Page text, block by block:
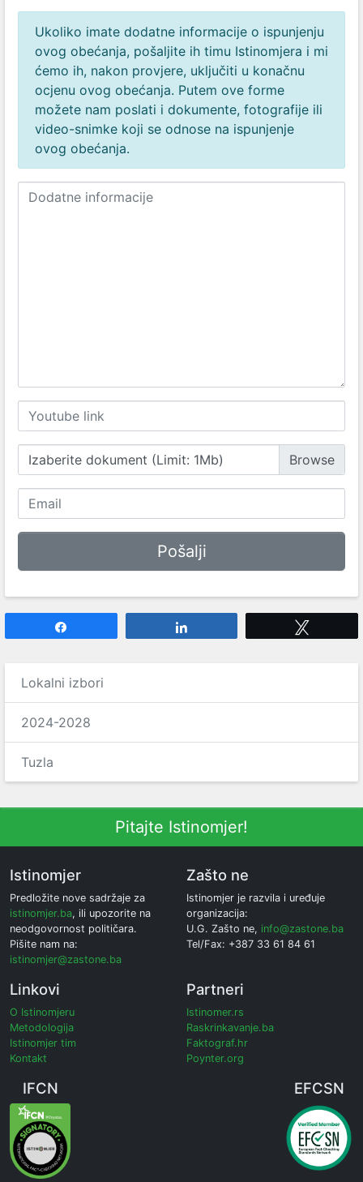
Ukoliko imate dodatne informacije o ispunjenju
ovog obećanja, pošaljite ih timu Istinomjera i mi
ćemo ih, nakon provjere, uključiti u konačnu
ocjenu ovog obećanja. Putem ove forme
možete nam poslati i dokumente, fotografije ili
video-snimke koji se odnose na ispunjenje
ovog obećanja.
Izaberite dokument (Limit: 1Mb)
Lokalni izbori
2024-2028
Tuzla
Pitajte Istinomjer!
Istinomjer
Predložite nove sadržaje za
istinomjer.ba, ili upozorite na
neodgovornost političara.
Pišite nam na:
istinomjer@zastone.ba
Zašto ne
Istinomjer je razvila i uređuje
organizacija:
U.G. Zašto ne, info@zastone.ba
Tel/Fax: +387 33 61 84 61
Linkovi
O Istinomjeru
Metodologija
Istinomjer tim
Kontakt
Partneri
Istinomer.rs
Raskrinkavanje.ba
Faktograf.hr
Poynter.org
IFCN EFCSN